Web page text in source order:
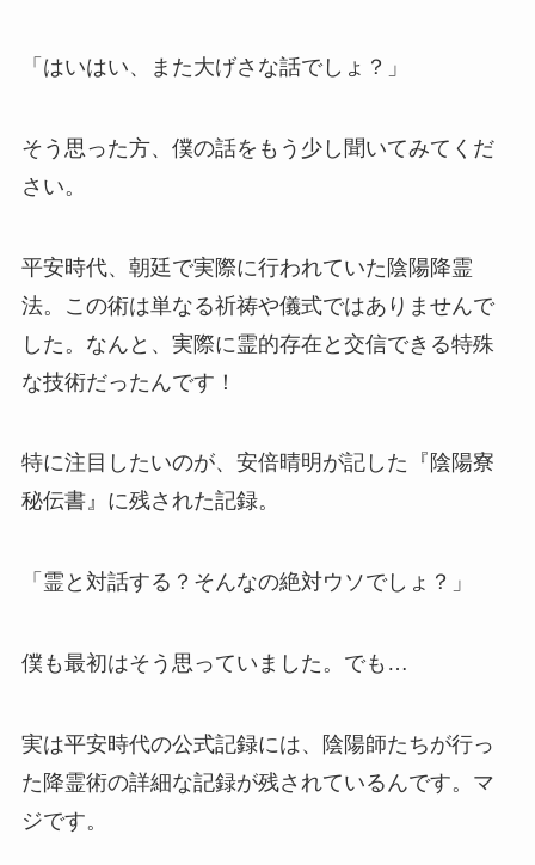
「はいはい、また大げさな話でしょ？」
そう思った方、僕の話をもう少し聞いてみてくだ
さい。
平安時代、朝廷で実際に行われていた陰陽降霊
法。この術は単なる祈祷や儀式ではありませんで
した。なんと、実際に霊的存在と交信できる特殊
な技術だったんです！
特に注目したいのが、安倍晴明が記した『陰陽寮
秘伝書』に残された記録。
「霊と対話する？そんなの絶対ウソでしょ？」
僕も最初はそう思っていました。でも…
実は平安時代の公式記録には、陰陽師たちが行っ
た降霊術の詳細な記録が残されているんです。マ
ジです。